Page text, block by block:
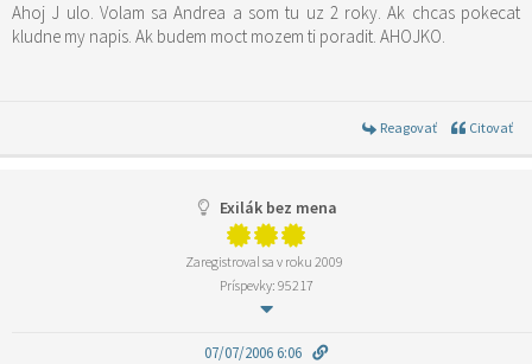
Ahoj J ulo. Volam sa Andrea a som tu uz 2 roky. Ak chcas pokecat
kludne my napis. Ak budem moct mozem ti poradit. AHOJKO.
Reagovať Citovať
Exilák bez mena
Zaregistroval sa v roku 2009
Príspevky: 95217
07/07/2006 6:06